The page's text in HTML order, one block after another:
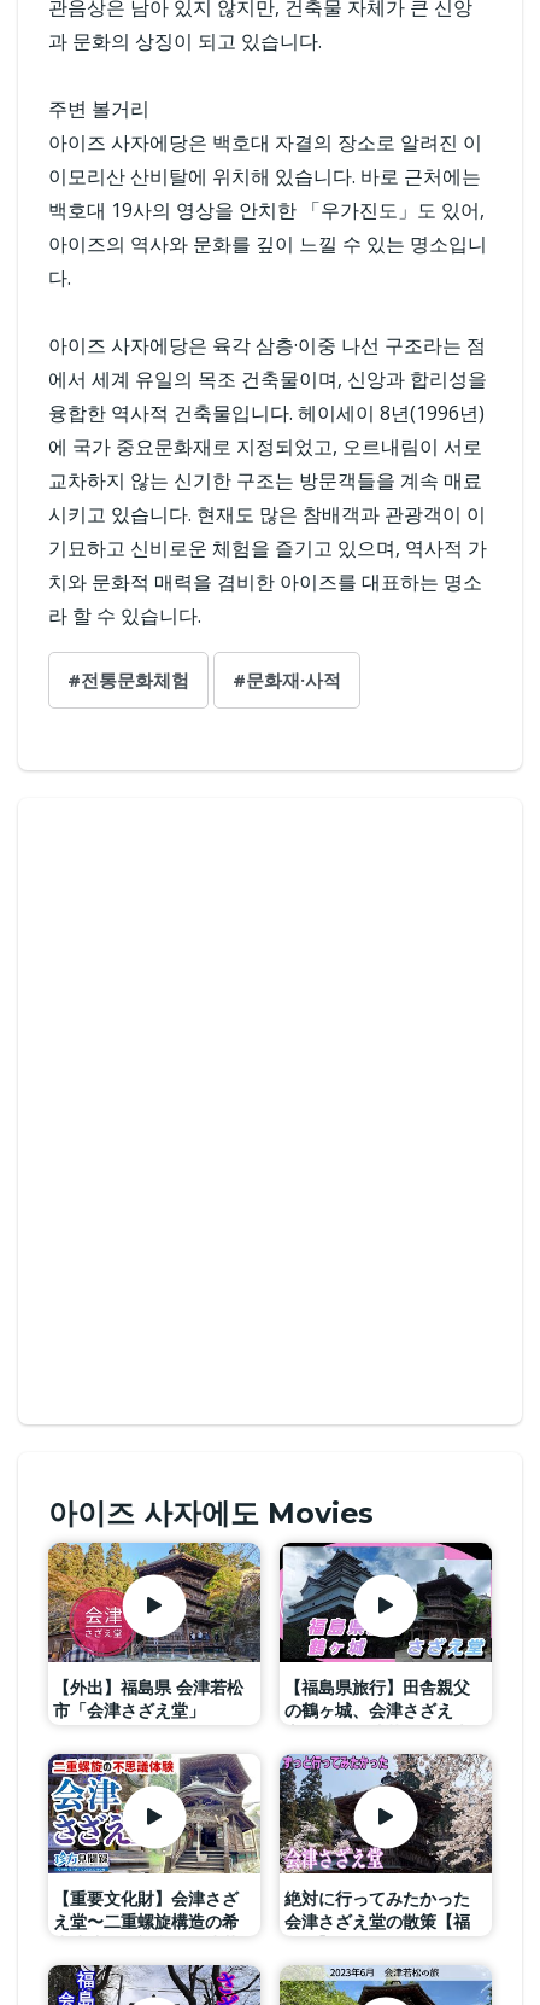
관음상은 남아 있지 않지만, 건축물 자체가 큰 신앙
과 문화의 상징이 되고 있습니다.
주변 볼거리
아이즈 사자에당은 백호대 자결의 장소로 알려진 이
이모리산 산비탈에 위치해 있습니다. 바로 근처에는
백호대 19사의 영상을 안치한 「우가진도」도 있어,
아이즈의 역사와 문화를 깊이 느낄 수 있는 명소입니
다.
아이즈 사자에당은 육각 삼층·이중 나선 구조라는 점
에서 세계 유일의 목조 건축물이며, 신앙과 합리성을
융합한 역사적 건축물입니다. 헤이세이 8년(1996년)
에 국가 중요문화재로 지정되었고, 오르내림이 서로
교차하지 않는 신기한 구조는 방문객들을 계속 매료
시키고 있습니다. 현재도 많은 참배객과 관광객이 이
기묘하고 신비로운 체험을 즐기고 있으며, 역사적 가
치와 문화적 매력을 겸비한 아이즈를 대표하는 명소
라 할 수 있습니다.
#전통문화체험 #문화재·사적
아이즈 사자에도 Movies
【外出】福島県 会津若松
市「会津さざえ堂」
【福島県旅行】田舎親父
の鶴ヶ城、会津さざえ
【重要文化財】会津さざ
え堂〜二重螺旋構造の希
松市）【珍方見聞録／珍
スポコレクション】
絶対に行ってみたかった
会津さざえ堂の散策【福